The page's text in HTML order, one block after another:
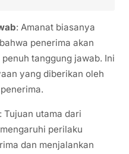
: Amanat biasanya
penerima akan
tanggung jawab. Ini
yang diberikan oleh
: Tujuan utama dari
perilaku
dan menjalankan